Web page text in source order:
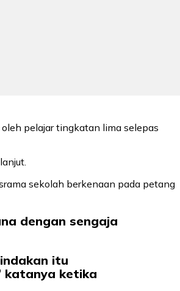
pelajar tingkatan lima selepas
sekolah berkenaan pada petang
dengan sengaja
itu
katanya ketika